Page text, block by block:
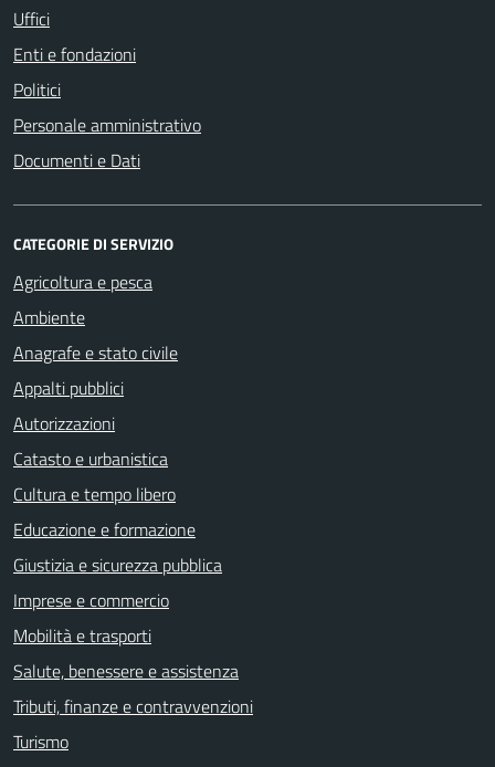
Uffici
Enti e fondazioni
Politici
Personale amministrativo
Documenti e Dati
CATEGORIE DI SERVIZIO
Agricoltura e pesca
Ambiente
Anagrafe e stato civile
Appalti pubblici
Autorizzazioni
Catasto e urbanistica
Cultura e tempo libero
Educazione e formazione
Giustizia e sicurezza pubblica
Imprese e commercio
Mobilità e trasporti
Salute, benessere e assistenza
Tributi, finanze e contravvenzioni
Turismo